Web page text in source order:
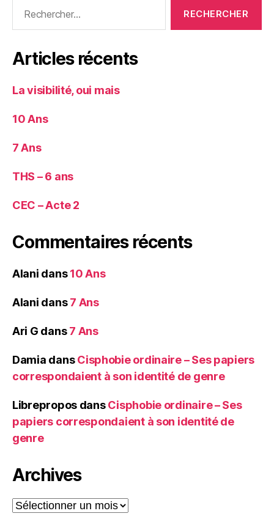
Articles récents
La visibilité, oui mais
10 Ans
7 Ans
THS – 6 ans
CEC – Acte 2
Commentaires récents
Alani dans10 Ans
Alani dans7 Ans
Ari G dans7 Ans
Damia dansCisphobie ordinaire – Ses papiers
correspondaient à son identité de genre
Librepropos dansCisphobie ordinaire – Ses
papiers correspondaient à son identité de
genre
Archives
Archives